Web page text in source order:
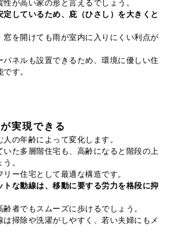
が高い家の形と言えるでしょう。
定しているため、庇（ひさし）を大きくと
窓を開けても雨が室内に入りにくい利点が
パネルも設置できるため、環境に優しい住
す。
実現できる
の年齢によって変化します。
いた多層階住宅も、高齢になると階段の上
。
ー住宅として最適な構造です。
トな動線は、移動に要する労力を格段に抑
者でもスムーズに歩けるでしょう。
は掃除や洗濯がしやすく、若い夫婦にもメ